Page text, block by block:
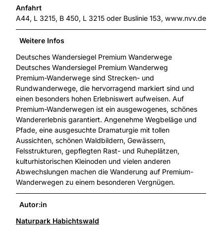
Anfahrt
A44, L 3215, B 450, L 3215 oder Buslinie 153, www.nvv.de
Weitere Infos
Deutsches Wandersiegel Premium Wanderwege
Deutsches Wandersiegel Premium Wanderweg
Premium-Wanderwege sind Strecken- und
Rundwanderwege, die hervorragend markiert sind und
einen besonders hohen Erlebniswert aufweisen. Auf
Premium-Wanderwegen ist ein ausgewogenes, schönes
Wandererlebnis garantiert. Angenehme Wegbeläge und
Pfade, eine ausgesuchte Dramaturgie mit tollen
Aussichten, schönen Waldbildern, Gewässern,
Felsstrukturen, gepflegten Rast- und Ruheplätzen,
kulturhistorischen Kleinoden und vielen anderen
Abwechslungen machen die Wanderung auf Premium-
Wanderwegen zu einem besonderen Vergnügen.
Autor:in
Naturpark Habichtswald